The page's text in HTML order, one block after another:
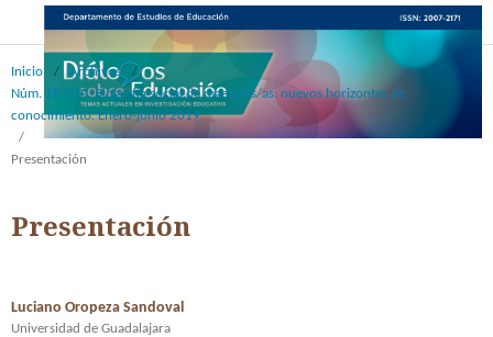
Inicio / Archivos
/
Núm. 18 (10): Biografía social de maestros/as: nuevos horizontes de
conocimiento. Enero-junio 2019
/
Presentación
Presentación
Luciano Oropeza Sandoval
Universidad de Guadalajara